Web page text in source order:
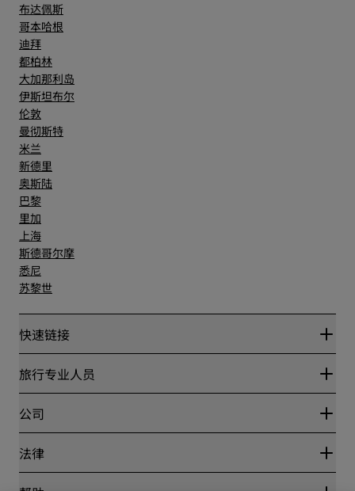
布达佩斯
哥本哈根
迪拜
都柏林
大加那利岛
伊斯坦布尔
伦敦
曼彻斯特
米兰
新德里
奥斯陆
巴黎
里加
上海
斯德哥尔摩
悉尼
苏黎世
快速链接
丽赏会
Blog
目的地
丽笙酒店集团APP
体育认证酒店
旅行专业人员
合作伙伴
公司
丽笙酒店集团
工作机会 RHG
法律